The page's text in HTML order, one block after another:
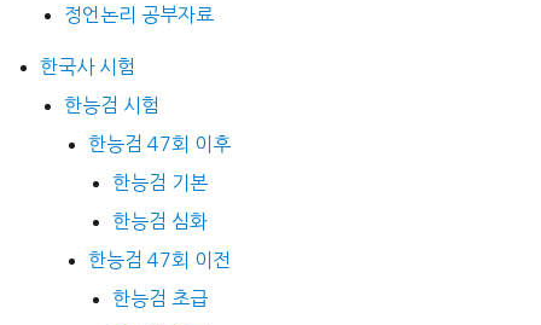
정언논리 공부자료
한국사 시험
한능검 시험
한능검 47회 이후
한능검 기본
한능검 심화
한능검 47회 이전
한능검 초급